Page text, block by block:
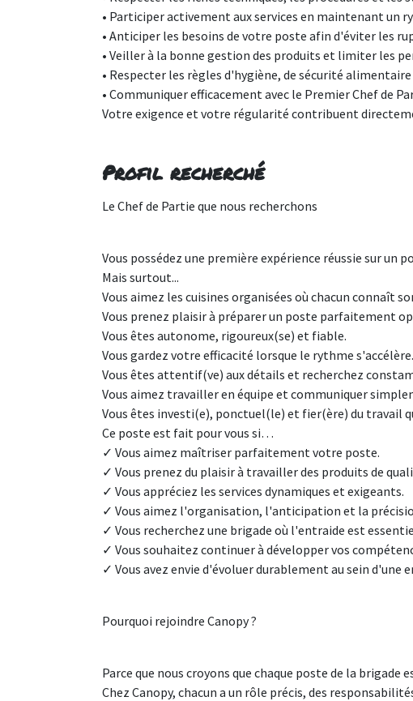
• Participer activement aux services en maintenant un
• Anticiper les besoins de votre poste afin d'éviter les
• Veiller à la bonne gestion des produits et limiter les
• Respecter les règles d'hygiène, de sécurité
• Communiquer efficacement avec le Premier Chef de
Votre exigence et votre régularité contribuent
Profil recherché
Le Chef de Partie que nous recherchons
Vous possédez une première expérience réussie sur
Mais surtout...
Vous aimez les cuisines organisées où chacun connaît
Vous prenez plaisir à préparer un poste parfaitement
Vous êtes autonome, rigoureux(se) et fiable.
Vous gardez votre efficacité lorsque le rythme s'accélère.
Vous êtes attentif(ve) aux détails et recherchez
Vous aimez travailler en équipe et communiquer
Vous êtes investi(e), ponctuel(le) et fier(ère) du travail
Ce poste est fait pour vous si…
✓ Vous aimez maîtriser parfaitement votre poste.
✓ Vous prenez du plaisir à travailler des produits de
✓ Vous appréciez les services dynamiques et exigeants.
✓ Vous aimez l'organisation, l'anticipation et la
✓ Vous recherchez une brigade où l'entraide est
✓ Vous souhaitez continuer à développer vos
✓ Vous avez envie d'évoluer durablement au sein d'une
Pourquoi rejoindre Canopy ?
Parce que nous croyons que chaque poste de la
Chez Canopy, chacun a un rôle précis, des